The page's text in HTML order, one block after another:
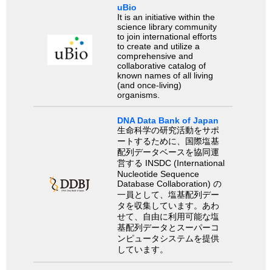
uBio
It is an initiative within the
science library community
to join international efforts
to create and utilize a
comprehensive and
collaborative catalog of
known names of all living
(and once-living)
organisms.
DNA Data Bank of Japan
生命科学の研究活動をサポ
ートするために、国際塩基
配列データベースを協同運
営する INSDC (International
Nucleotide Sequence
Database Collaboration) の
一員として、塩基配列デー
タを収集しています。あわ
せて、自由に利用可能な塩
基配列データとスーパーコ
ンピュータシステムを提供
しています。